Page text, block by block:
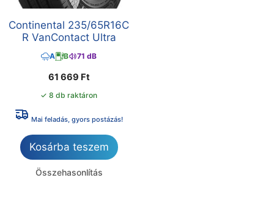
Continental 235/65R16C
R VanContact Ultra
A B 71 dB
61 669 Ft
✓ 8 db raktáron
Mai feladás, gyors postázás!
Kosárba teszem
Összehasonlítás